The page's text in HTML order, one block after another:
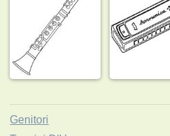
Genitori